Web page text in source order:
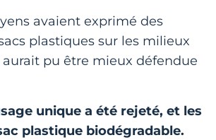
avaient exprimé des
plastiques sur les milieux
pu être mieux défendue
unique a été rejeté, et les
plastique biodégradable.